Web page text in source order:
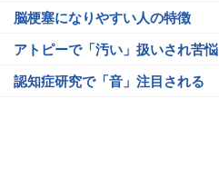
脳梗塞になりやすい人の特徴
アトピーで「汚い」扱いされ苦悩
認知症研究で「音」注目される